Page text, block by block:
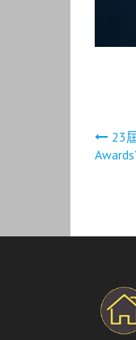
文
23